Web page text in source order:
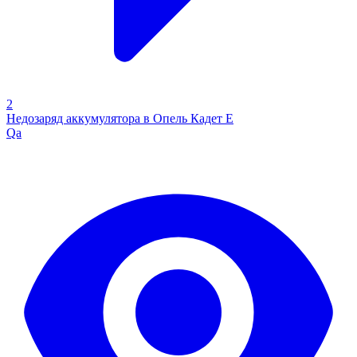
2
Недозаряд аккумулятора в Опель Кадет Е
Qa